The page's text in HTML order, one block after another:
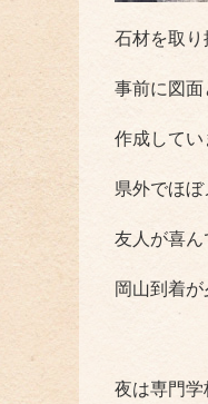
石材を取り
事前に図
作成して
県外でほ
友人が喜ん
岡山到着
夜は専門学